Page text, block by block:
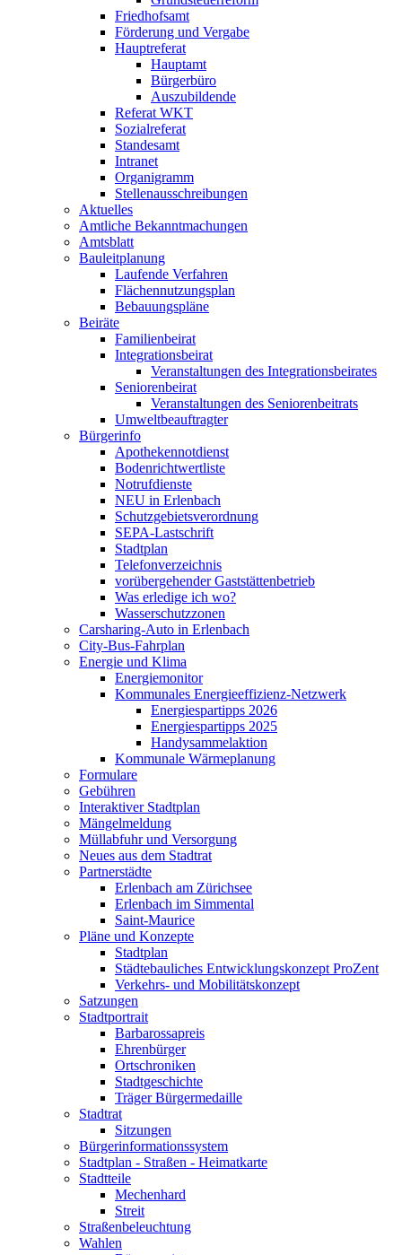
Friedhofsamt
Förderung und Vergabe
Hauptreferat
Hauptamt
Bürgerbüro
Auszubildende
Referat WKT
Sozialreferat
Standesamt
Intranet
Organigramm
Stellenausschreibungen
Aktuelles
Amtliche Bekanntmachungen
Amtsblatt
Bauleitplanung
Laufende Verfahren
Flächennutzungsplan
Bebauungspläne
Beiräte
Familienbeirat
Integrationsbeirat
Veranstaltungen des Integrationsbeirates
Seniorenbeirat
Veranstaltungen des Seniorenbeitrats
Umweltbeauftragter
Bürgerinfo
Apothekennotdienst
Bodenrichtwertliste
Notrufdienste
NEU in Erlenbach
Schutzgebietsverordnung
SEPA-Lastschrift
Stadtplan
Telefonverzeichnis
vorübergehender Gaststättenbetrieb
Was erledige ich wo?
Wasserschutzzonen
Carsharing-Auto in Erlenbach
City-Bus-Fahrplan
Energie und Klima
Energiemonitor
Kommunales Energieeffizienz-Netzwerk
Energiespartipps 2026
Energiespartipps 2025
Handysammelaktion
Kommunale Wärmeplanung
Formulare
Gebühren
Interaktiver Stadtplan
Mängelmeldung
Müllabfuhr und Versorgung
Neues aus dem Stadtrat
Partnerstädte
Erlenbach am Zürichsee
Erlenbach im Simmental
Saint-Maurice
Pläne und Konzepte
Stadtplan
Städtebauliches Entwicklungskonzept ProZent
Verkehrs- und Mobilitätskonzept
Satzungen
Stadtportrait
Barbarossapreis
Ehrenbürger
Ortschroniken
Stadtgeschichte
Träger Bürgermedaille
Stadtrat
Sitzungen
Bürgerinformationssystem
Stadtplan - Straßen - Heimatkarte
Stadtteile
Mechenhard
Streit
Straßenbeleuchtung
Wahlen